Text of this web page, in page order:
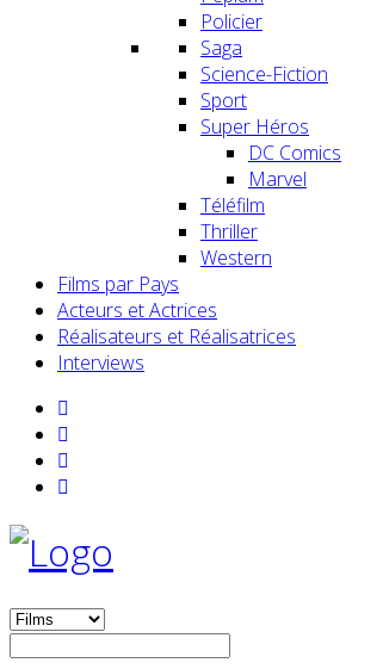
Policier
Saga
Science-Fiction
Sport
Super Héros
DC Comics
Marvel
Téléfilm
Thriller
Western
Films par Pays
Acteurs et Actrices
Réalisateurs et Réalisatrices
Interviews